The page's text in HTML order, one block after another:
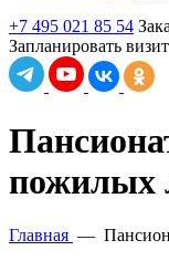
+7 495 021 85 54
Запланировать визит
пожилых
Главная —